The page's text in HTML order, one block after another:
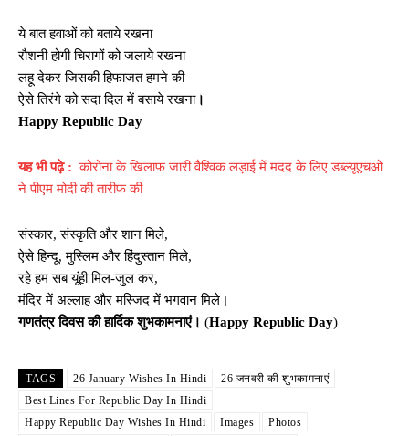
ये बात हवाओं को बताये रखना
रौशनी होगी चिरागों को जलाये रखना
लहू देकर जिसकी हिफाजत हमने की
ऐसे तिरंगे को सदा दिल में बसाये रखना।
Happy Republic Day
यह भी पढ़े : कोरोना के खिलाफ जारी वैश्विक लड़ाई में मदद के लिए डब्‍ल्‍यूएचओ
ने पीएम मोदी की तारीफ की
संस्कार, संस्कृति और शान मिले,
ऐसे हिन्दू, मुस्लिम और हिंदुस्तान मिले,
रहे हम सब यूंही मिल-जुल कर,
मंदिर में अल्लाह और मस्जिद में भगवान मिले।
गणतंत्र दिवस की हार्दिक शुभकामनाएं। (Happy Republic Day)
TAGS 26 January Wishes In Hindi
26 जनवरी की शुभकामनाएं
Best Lines For Republic Day In Hindi
Happy Republic Day Wishes In Hindi
Images
Photos